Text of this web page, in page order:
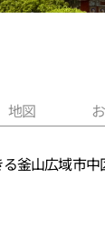
地図
釜山広域市